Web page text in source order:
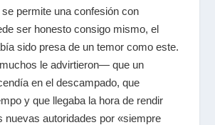
permite una confesión con
ser honesto consigo mismo, el
sido presa de un temor como este.
le advirtieron— que un
en el descampado, que
y que llegaba la hora de rendir
nuevas autoridades por «siempre